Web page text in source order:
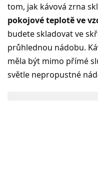
tom, jak kávová zrna
pokojové teplotě ve
budete skladovat ve
průhlednou nádobu.
měla být mimo přímé
světle nepropustné